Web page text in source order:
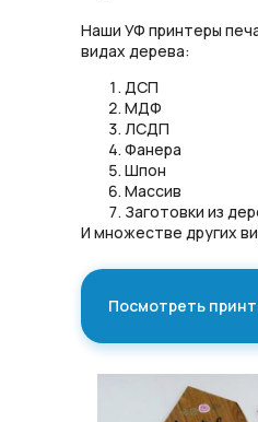
Наши УФ принтеры
видах дерева:
ДСП
МДФ
ЛСДП
Фанера
Шпон
Массив
Заготовки из
И множестве других
Посмотреть